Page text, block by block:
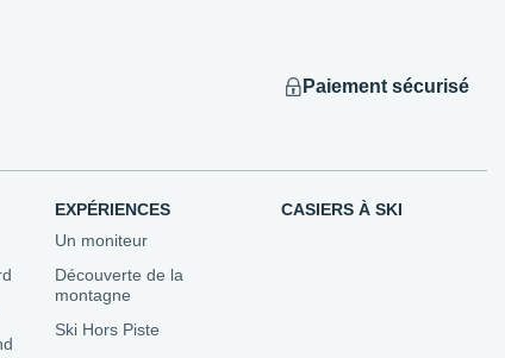
Paiement sécurisé
EXPÉRIENCES
Un moniteur
Découverte de la
montagne
Ski Hors Piste
CASIERS À SKI